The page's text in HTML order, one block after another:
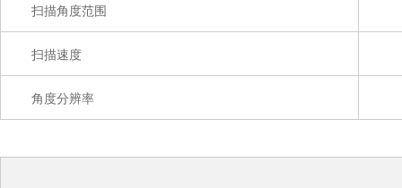
扫描角度范围
扫描速度
角度分辨率